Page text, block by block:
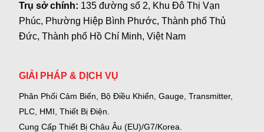
Trụ sở chính: 135 đường số 2, Khu Đô Thị Vạn
Phúc, Phường Hiệp Bình Phước, Thành phố Thủ
Đức, Thành phố Hồ Chí Minh, Việt Nam
GIẢI PHÁP & DỊCH VỤ
Phân Phối Cảm Biến, Bộ Điều Khiển, Gauge, Transmitter,
PLC, HMI, Thiết Bị Điện.
Cung Cấp Thiết Bị Châu Âu (EU)/G7/Korea.